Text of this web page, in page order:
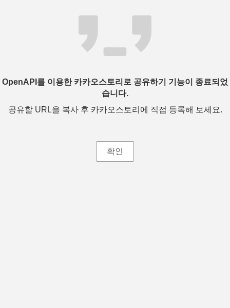
OpenAPI를 이용한 카카오스토리로 공유하기 기능이 종료되었
습니다.
공유할 URL을 복사 후 카카오스토리에 직접 등록해 보세요.
확인